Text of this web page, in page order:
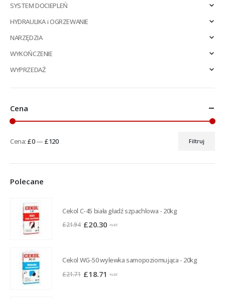
SYSTEM DOCIEPLEŃ
HYDRAULIKA i OGRZEWANIE
NARZĘDZIA
WYKOŃCZENIE
WYPRZEDAŻ
Cena
Filtruj
Cena: £0— £120
Polecane
Cekol C-45 biała gładź szpachlowa - 20kg
£21.94 Pierwotna
£21.94.
£20.30 Aktualna
£20.30.
+VAT
Cekol WG-50 wylewka samopoziomująca - 20kg
£21.71 Pierwotna
£18.71 Aktualna
+VAT